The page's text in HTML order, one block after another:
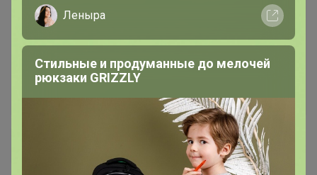
Леныра
Стильные и продуманные до мелочей
рюкзаки GRIZZLY